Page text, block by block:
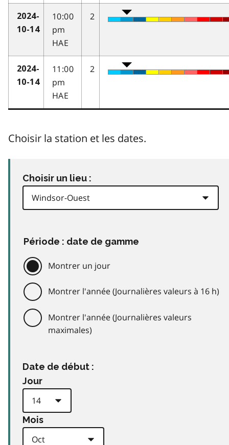
2024-
10-14
10:00
pm
HAE
2
2024-
10-14
11:00
pm
HAE
2
Choisir la station et les dates.
Choisir un lieu :
Période : date de gamme
Montrer un jour
Montrer l'année (Journalières valeurs à 16 h)
Montrer l'année (Journalières valeurs
maximales)
Date de début :
Jour
Mois